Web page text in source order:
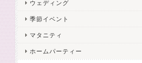
ウェディング
季節イベント
マタニティ
ホームパーティー